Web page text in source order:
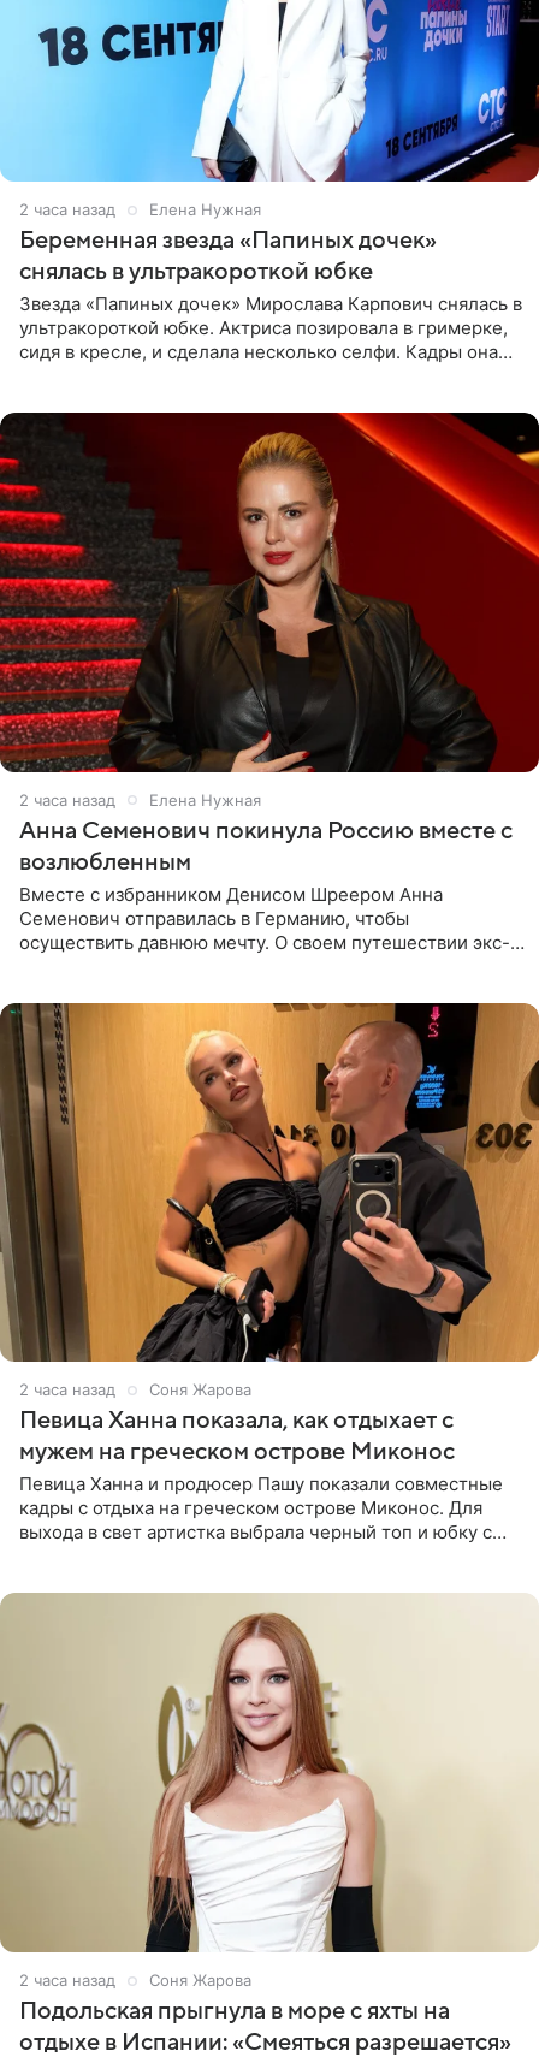
2 часа назад Елена Нужная
Беременная звезда «Папиных дочек»
снялась в ультракороткой юбке
Звезда «Папиных дочек» Мирослава Карпович снялась в
ультракороткой юбке. Актриса позировала в гримерке,
сидя в кресле, и сделала несколько селфи. Кадры она
2 часа назад Елена Нужная
Анна Семенович покинула Россию вместе с
возлюбленным
Вместе с избранником Денисом Шреером Анна
Семенович отправилась в Германию, чтобы
осуществить давнюю мечту. О своем путешествии экс-
2 часа назад Соня Жарова
Певица Ханна показала, как отдыхает с
мужем на греческом острове Миконос
Певица Ханна и продюсер Пашу показали совместные
кадры с отдыха на греческом острове Миконос. Для
выхода в свет артистка выбрала черный топ и юбку с
2 часа назад Соня Жарова
Подольская прыгнула в море с яхты на
отдыхе в Испании: «Смеяться разрешается»